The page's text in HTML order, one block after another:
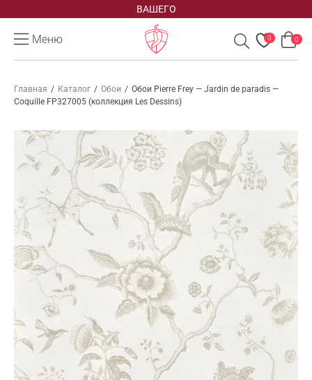
ВАШЕГО
Меню 0 0
Главная / Каталог / Обои / Обои Pierre Frey — Jardin de paradis —
Coquille FP327005 (коллекция Les Dessins)